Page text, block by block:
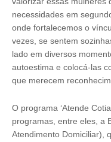
necessidades em
onde fortalecemos o
vezes, se sentem
lado em diversos
autoestima e colocá-las
que merecem
O programa ‘Atende
programas, entre eles, a
Atendimento Domiciliar),